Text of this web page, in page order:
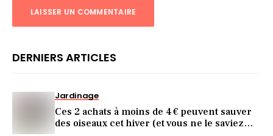
DERNIERS ARTICLES
Jardinage
Ces 2 achats à moins de 4 € peuvent sauver
des oiseaux cet hiver (et vous ne le saviez